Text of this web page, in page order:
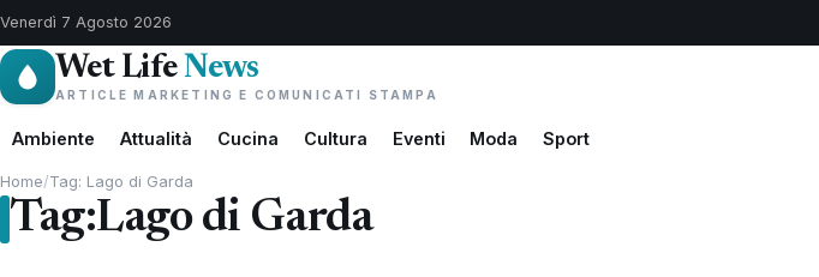
Venerdì 7 Agosto 2026
Wet LifeNews
ARTICLE MARKETING E COMUNICATI STAMPA
Ambiente Attualità Cucina Cultura Eventi Moda Sport
Home/Tag: Lago di Garda
Tag:Lago di Garda